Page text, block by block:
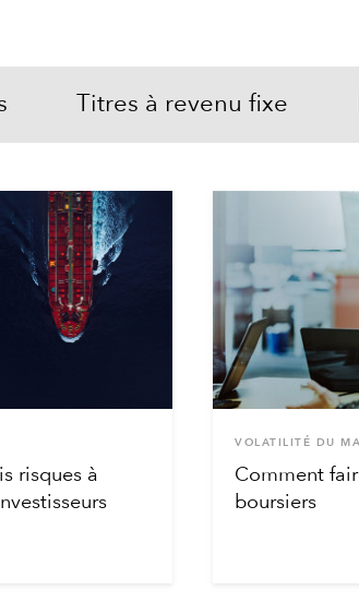
Titres à revenu fixe
risques à
VOLATILITÉ DU
Comment
boursiers